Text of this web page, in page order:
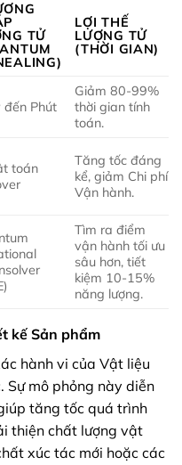
TỬ
LỢI THẾ
LƯỢNG TỬ
(THỜI GIAN)
đến Phút
Giảm 80-99%
thời gian tính
toán.
toán
Tăng tốc đáng
kể, giảm Chi phí
Vận hành.
Tìm ra điểm
vận hành tối ưu
sâu hơn, tiết
kiệm 10-15%
năng lượng.
kế Sản phẩm
hành vi của Vật liệu
Sự mô phỏng này diễn
tăng tốc quá trình
thiện chất lượng vật
xúc tác mới hoặc các